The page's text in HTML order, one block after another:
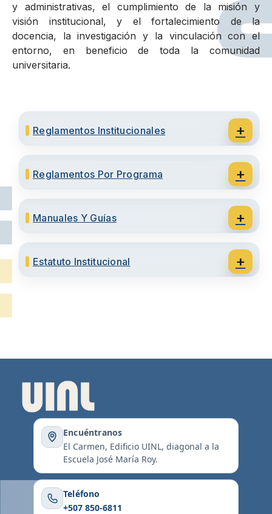
y administrativas, el cumplimiento de la misión y
visión institucional, y el fortalecimiento de la
docencia, la investigación y la vinculación con el
entorno, en beneficio de toda la comunidad
universitaria.
Reglamentos Institucionales +
Reglamentos Por Programa +
Manuales Y Guías +
Estatuto Institucional +
Encuéntranos
El Carmen, Edificio UINL, diagonal a la
Escuela José María Roy.
Teléfono
+507 850-6811